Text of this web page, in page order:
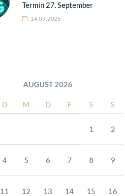
Termin 27. September
14.09.2025
AUGUST 2026
D M D F S S
1 2
4 5 6 7 8 9
11 12 13 14 15 16